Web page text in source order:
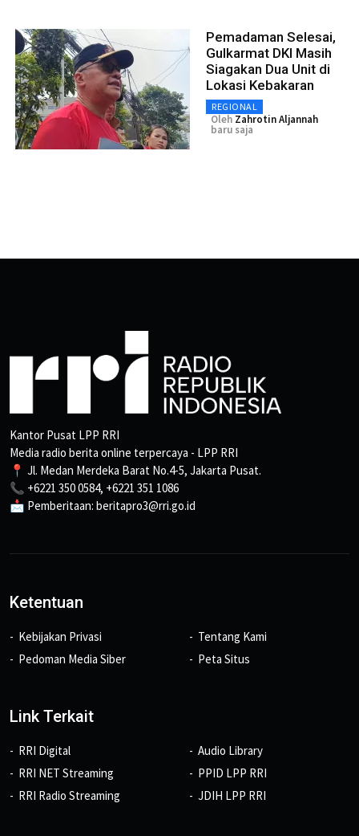
Pemadaman Selesai,
Gulkarmat DKI Masih
Siagakan Dua Unit di
Lokasi Kebakaran
REGIONAL
Oleh Zahrotin Aljannah
baru saja
Kantor Pusat LPP RRI
Media radio berita online terpercaya - LPP RRI
📍 Jl. Medan Merdeka Barat No.4-5, Jakarta Pusat.
📞 +6221 350 0584, +6221 351 1086
📩 Pemberitaan: beritapro3@rri.go.id
Ketentuan
Kebijakan Privasi
Pedoman Media Siber
Tentang Kami
Peta Situs
Link Terkait
RRI Digital
RRI NET Streaming
RRI Radio Streaming
Audio Library
PPID LPP RRI
JDIH LPP RRI